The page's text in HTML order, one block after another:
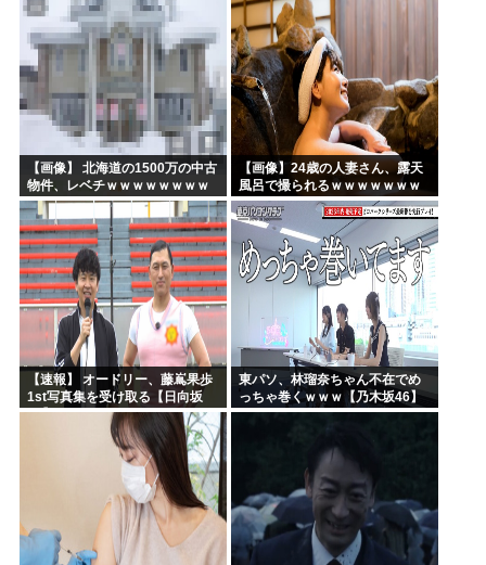
【画像】 北海道の1500万の中古
物件、レベチｗｗｗｗｗｗｗｗ
ｗｗｗｗｗｗｗｗｗｗｗｗ
【画像】24歳の人妻さん、露天
風呂で撮られるｗｗｗｗｗｗｗ
ｗｗｗｗｗｗｗｗｗｗ
【速報】 オードリー、藤嶌果歩
1st写真集を受け取る【日向坂
46】
東パソ、林瑠奈ちゃん不在でめ
っちゃ巻くｗｗｗ【乃木坂46】